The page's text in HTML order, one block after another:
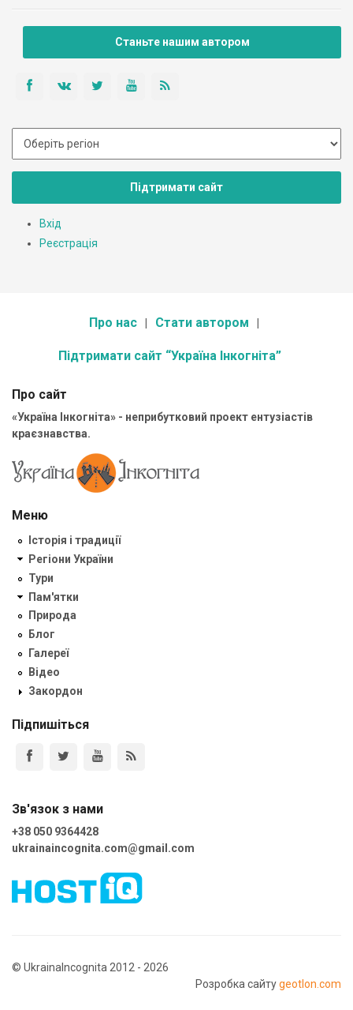
Станьте нашим автором
Підтримати сайт
Вхід
Реєстрація
Про нас Стати автором
Підтримати сайт “Україна Інкогніта”
Про сайт
«Україна Інкогніта» - неприбутковий проект ентузіастів
краєзнавства.
Меню
Історія і традиції
Регіони України
Тури
Пам'ятки
Природа
Блог
Галереї
Відео
Закордон
Підпишіться
Зв'язок з нами
+38 050 9364428
ukrainaincognita.com@gmail.com
© UkrainaIncognita 2012 - 2026
Розробка сайтуgeotlon.com